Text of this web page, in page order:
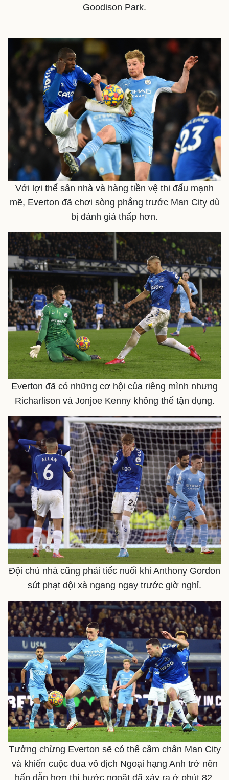
Quan sát
Cuộc sống đó đây
Hồ sơ
Multimedia
Video
Ảnh
E-Magazine
Infographic
Kinh tế
Bất động sản
Khởi nghiệp
Thị trường
Giá vàng
Tiêu dùng
Tỷ giá
Chứng khoán
Giá cà phê
Goodison Park.
Với lợi thế sân nhà và hàng tiền vệ thi đấu mạnh
mẽ, Everton đã chơi sòng phẳng trước Man City dù
bị đánh giá thấp hơn.
Everton đã có những cơ hội của riêng mình nhưng
Richarlison và Jonjoe Kenny không thể tận dụng.
Đội chủ nhà cũng phải tiếc nuối khi Anthony Gordon
sút phạt dội xà ngang ngay trước giờ nghỉ.
Tưởng chừng Everton sẽ có thể cầm chân Man City
và khiến cuộc đua vô địch Ngoại hạng Anh trở nên
hấp dẫn hơn thì bước ngoặt đã xảy ra ở phút 82.